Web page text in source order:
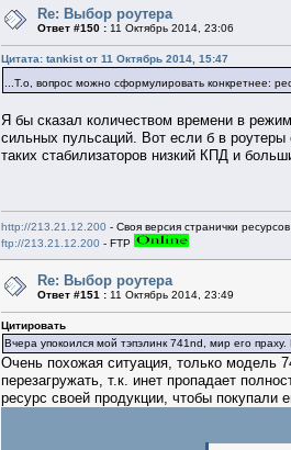
Re: Выбор роутера
Ответ #150 : 11 Октябрь 2014, 23:06
Цитата: tankist от 11 Октябрь 2014, 15:47
...Т.о, вопрос можно сформулировать конкретнее:
Я бы сказал количеством времени в
сильных пульсаций. Вот если б в
таких стабилизаторов низкий КПД и
http://213.21.12.200 - Своя версия странички
ftp://213.21.12.200 - FTP
Re: Выбор роутера
Ответ #151 : 11 Октябрь 2014, 23:49
Цитировать
Вчера упокоился мой тэпэлинк 741nd, мир его
Очень похожая ситуация, только модель
перезагружать, т.к. инет пропадает
ресурс своей продукции, чтобы